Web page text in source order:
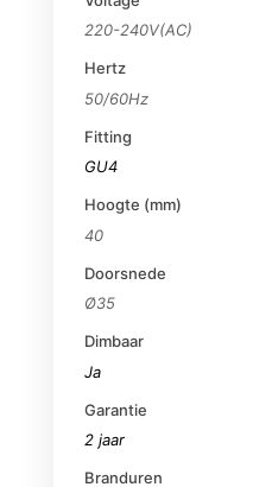
220-240V(AC)
Hertz
50/60Hz
Fitting
GU4
Hoogte (mm)
40
Doorsnede
Ø35
Dimbaar
Ja
Garantie
2 jaar
Branduren